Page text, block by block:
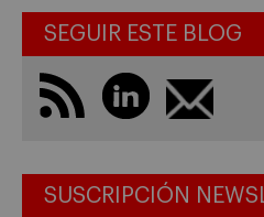
SEGUIR ESTE BLOG
SUSCRIPCIÓN